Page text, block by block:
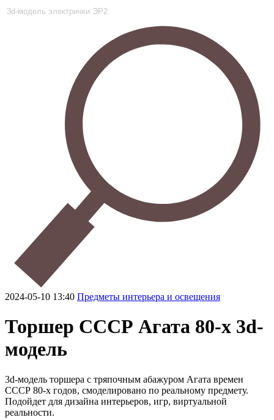
2024-05-10 13:40 Предметы интерьера и освещения
Торшер СССР Агата 80-х 3d-
модель
3d-модель торшера с тряпочным абажуром Агата времен
СССР 80-х годов, смоделировано по реальному предмету.
Подойдет для дизайна интерьеров, игр, виртуальной
реальности.